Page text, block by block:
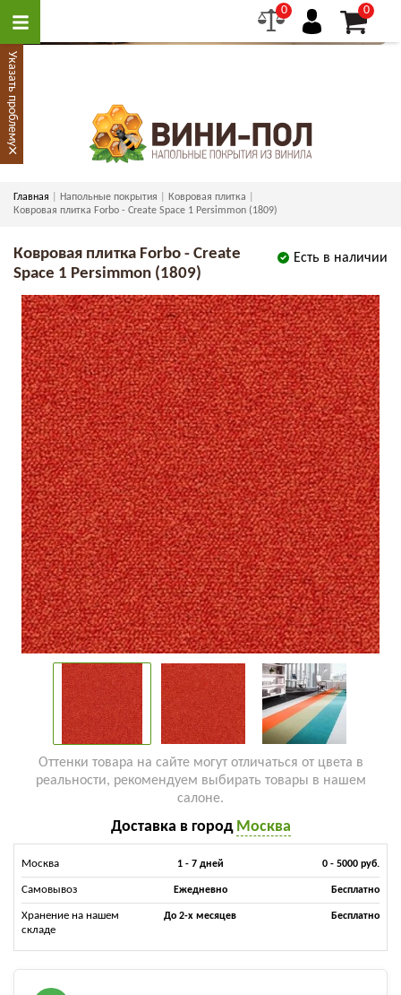
0 0
Главная Напольные покрытия
Ковровая плитка
Ковровая плитка Forbo - Create Space 1 Persimmon (1809)
Есть в наличии
Ковровая плитка Forbo - Create
Space 1 Persimmon (1809)
Оттенки товара на сайте могут отличаться от цвета в
реальности, рекомендуем выбирать товары в нашем
салоне.
Доставка в город Москва
Москва 1 - 7 дней 0 - 5000 руб.
Самовывоз Ежедневно Бесплатно
Хранение на нашем
складе
До 2-х месяцев Бесплатно
Указать проблему
×